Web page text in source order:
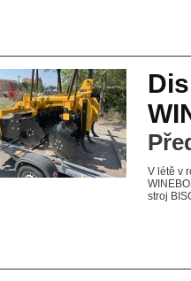
V létě v
stroj